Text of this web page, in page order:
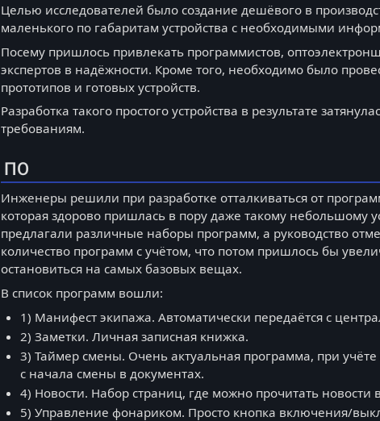
Целью исследователей было создание дешёвого в
маленького по габаритам устройства с необходимыми
Посему пришлось привлекать программистов,
экспертов в надёжности. Кроме того, необходимо было
прототипов и готовых устройств.
Разработка такого простого устройства в результате
требованиям.
ПО
Инженеры решили при разработке отталкиваться от
которая здорово пришлась в пору даже такому небольшому
предлагали различные наборы программ, а руководство
количество программ с учётом, что потом пришлось бы
остановиться на самых базовых вещах.
В список программ вошли:
1) Манифест экипажа. Автоматически передаётся с
2) Заметки. Личная записная книжка.
3) Таймер смены. Очень актуальная программа, при
с начала смены в документах.
4) Новости. Набор страниц, где можно прочитать
5) Управление фонариком. Просто кнопка включения/